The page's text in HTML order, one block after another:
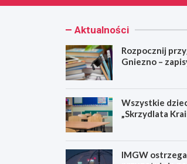
Aktualności
Rozpocznij
Gniezno –
Wszystkie
„Skrzydlata
IMGW